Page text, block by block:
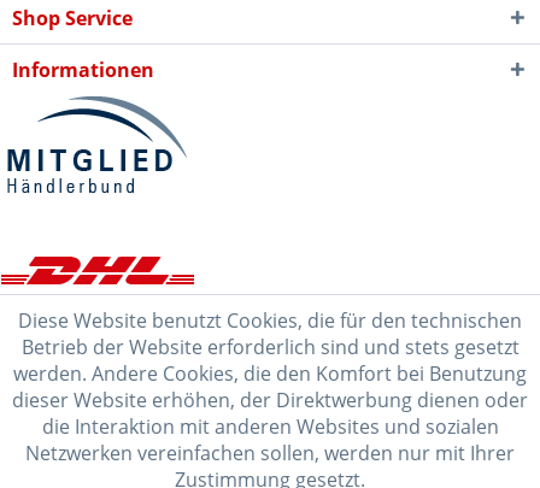
Shop Service
Informationen
Diese Website benutzt Cookies, die für den technischen
Betrieb der Website erforderlich sind und stets gesetzt
werden. Andere Cookies, die den Komfort bei Benutzung
dieser Website erhöhen, der Direktwerbung dienen oder
die Interaktion mit anderen Websites und sozialen
Netzwerken vereinfachen sollen, werden nur mit Ihrer
Zustimmung gesetzt.